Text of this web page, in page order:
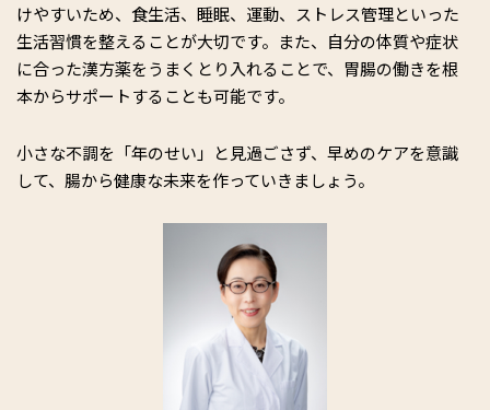
けやすいため、食生活、睡眠、運動、ストレス管理といった
生活習慣を整えることが大切です。また、自分の体質や症状
に合った漢方薬をうまくとり入れることで、胃腸の働きを根
本からサポートすることも可能です。
小さな不調を「年のせい」と見過ごさず、早めのケアを意識
して、腸から健康な未来を作っていきましょう。